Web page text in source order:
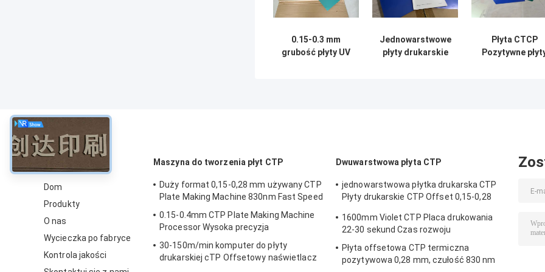
0.15-0.3 mm
grubość płyty UV
Jednowarstwowe
płyty drukarskie
Płyta CTCP
Pozytywne
Dom
Produkty
O nas
Wycieczka po fabryce
Kontrola jakości
Maszyna do tworzenia płyt CTP
Duży format 0,15-0,28 mm używany CTP
Plate Making Machine 830nm Fast Speed
0.15-0.4mm CTP Plate Making Machine
Processor Wysoka precyzja
30-150m/min komputer do płyty
drukarskiej cTP Offsetowy naświetlacz
Dwuwarstwowa płyta CTP
jednowarstwowa płytka drukarska CTP
Płyty drukarskie CTP Offset 0,15-0,28
1600mm Violet CTP Placa drukowania
22-30 sekund Czas rozwoju
Płyta offsetowa CTP termiczna
pozytywowa 0,28 mm, czułość 830 nm